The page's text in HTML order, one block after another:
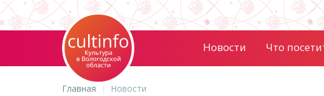
Новости Что
Главная Новости